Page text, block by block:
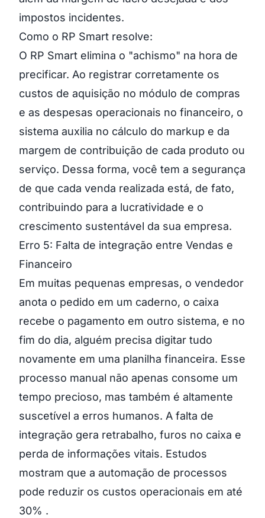
impostos incidentes.
Como o RP Smart resolve:
O RP Smart elimina o "achismo" na hora de
precificar. Ao registrar corretamente os
custos de aquisição no módulo de compras
e as despesas operacionais no financeiro, o
sistema auxilia no cálculo do markup e da
margem de contribuição de cada produto ou
serviço. Dessa forma, você tem a segurança
de que cada venda realizada está, de fato,
contribuindo para a lucratividade e o
crescimento sustentável da sua empresa.
Erro 5: Falta de integração entre Vendas e
Financeiro
Em muitas pequenas empresas, o vendedor
anota o pedido em um caderno, o caixa
recebe o pagamento em outro sistema, e no
fim do dia, alguém precisa digitar tudo
novamente em uma planilha financeira. Esse
processo manual não apenas consome um
tempo precioso, mas também é altamente
suscetível a erros humanos. A falta de
integração gera retrabalho, furos no caixa e
perda de informações vitais. Estudos
mostram que a automação de processos
pode reduzir os custos operacionais em até
30% .